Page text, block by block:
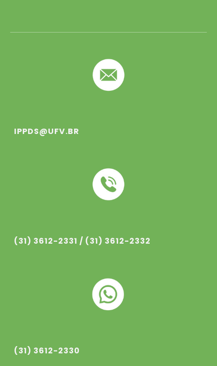
IPPDS@UFV.BR
(31) 3612-2331 / (31) 3612-2332
(31) 3612-2330